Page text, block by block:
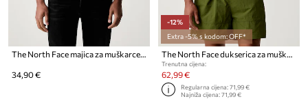
The North Face majica za muškarce od pamuka Essential Center Logo
34,90 €
-12%
Extra -5% s kodom: OFF*
The North Face dukserica za muškarce s pamukom PEAK LIGHT REGULAR
Trenutna cijena:
62,99 €
Regularna cijena:71,99 €
Najniža cijena:71,99 €